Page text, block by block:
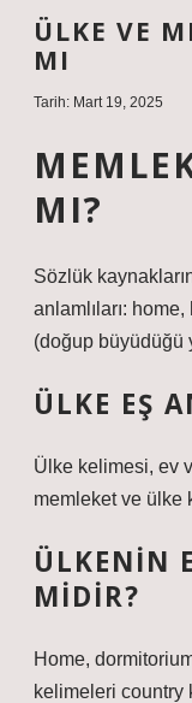
ÜLKE VE
MI
Tarih: Mart 19, 2025
MI?
Sözlük
anlamlıları:
(doğup büyüdüğü
ÜLKE EŞ
Ülke kelimesi, ev
memleket ve ülke
ÜLKENIN
MIDIR?
Home,
kelimeleri country